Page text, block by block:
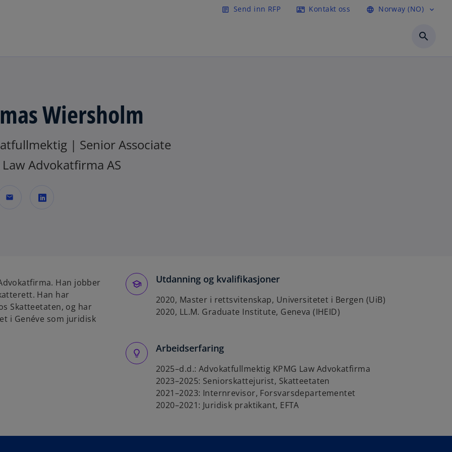
article Send inn RFP contact_mail Kontakt oss language Norway (NO) expand_more
search
Wiersholm
| Senior Associate
Law Advokatfirma AS
mail
i
n
a
n
Han jobber
Han har
Skatteetaten, og har
i Genéve som juridisk
Utdanning og kvalifikasjoner
2020, Master i rettsvitenskap, Universitetet i Bergen (UiB)
2020, LL.M. Graduate Institute, Geneva (IHEID)
Arbeidserfaring
2025–d.d.: Advokatfullmektig KPMG Law Advokatfirma
2023–2025: Seniorskattejurist, Skatteetaten
2021–2023: Internrevisor, Forsvarsdepartementet
2020–2021: Juridisk praktikant, EFTA